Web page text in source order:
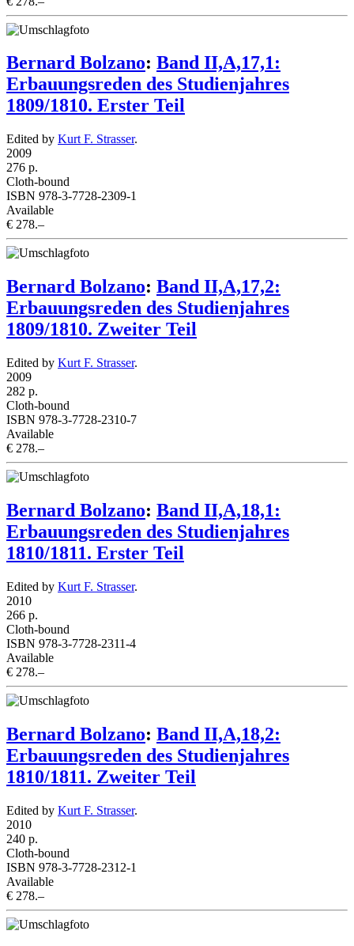
Bernard Bolzano: Band II,A,17,1:
Erbauungsreden des Studienjahres
1809/1810. Erster Teil
Edited by Kurt F. Strasser.
2009
276 p.
Cloth-bound
ISBN 978-3-7728-2309-1
Available
€ 278.–
Bernard Bolzano: Band II,A,17,2:
Erbauungsreden des Studienjahres
1809/1810. Zweiter Teil
Edited by Kurt F. Strasser.
2009
282 p.
Cloth-bound
ISBN 978-3-7728-2310-7
Available
€ 278.–
Bernard Bolzano: Band II,A,18,1:
Erbauungsreden des Studienjahres
1810/1811. Erster Teil
Edited by Kurt F. Strasser.
2010
266 p.
Cloth-bound
ISBN 978-3-7728-2311-4
Available
€ 278.–
Bernard Bolzano: Band II,A,18,2:
Erbauungsreden des Studienjahres
1810/1811. Zweiter Teil
Edited by Kurt F. Strasser.
2010
240 p.
Cloth-bound
ISBN 978-3-7728-2312-1
Available
€ 278.–